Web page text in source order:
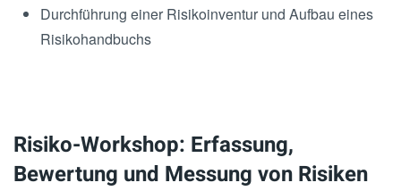
Durchführung einer Risikoinventur und Aufbau eines
Risikohandbuchs
Risiko-Workshop: Erfassung,
Bewertung und Messung von Risiken